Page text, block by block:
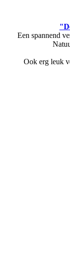
Een spannend
Ook erg leuk